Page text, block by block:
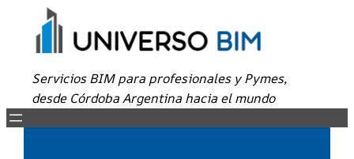
Servicios BIM para profesionales y Pymes,
desde Córdoba Argentina hacia el mundo